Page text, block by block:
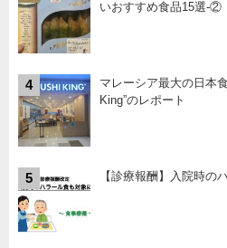
いおすすめ食品15選-②
4
マレーシア最大の日本
King”のレポート
5 【診療報酬】入院時の